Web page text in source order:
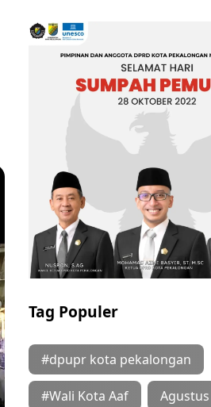
Tag Populer
#dpupr kota pekalongan
#Wali Kota Aaf Agustus